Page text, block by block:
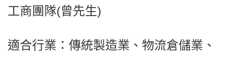
工商團隊(曾先生)
適合行業：傳統製造業、物流倉儲業、